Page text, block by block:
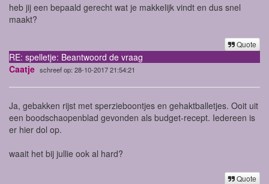
heb jij een bepaald gerecht wat je makkelijk vindt en dus snel
maakt?
Quote
RE: spelletje: Beantwoord de vraag
Caatje schreef op: 28-10-2017 21:54:21
Ja, gebakken rijst met sperzieboontjes en gehaktballetjes. Ooit uit
een boodschaopenblad gevonden als budget-recept. Iedereen is
er hier dol op.
waait het bij jullie ook al hard?
Quote